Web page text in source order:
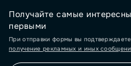
Получайте самые
первыми
При отправки формы вы
получение рекламных и иных